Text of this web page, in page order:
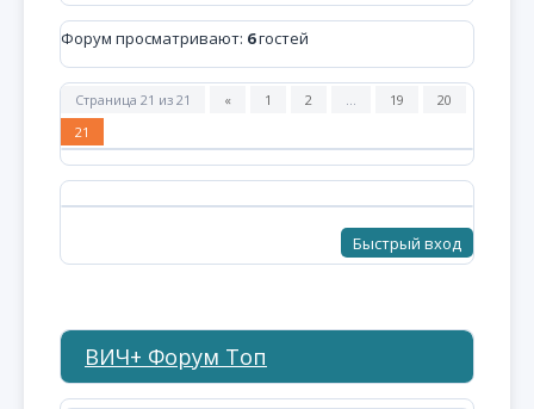
Форум просматривают: 6гостей
Страница 21 из 21 « 1 2 … 19
20
21
ВИЧ+ Форум Топ